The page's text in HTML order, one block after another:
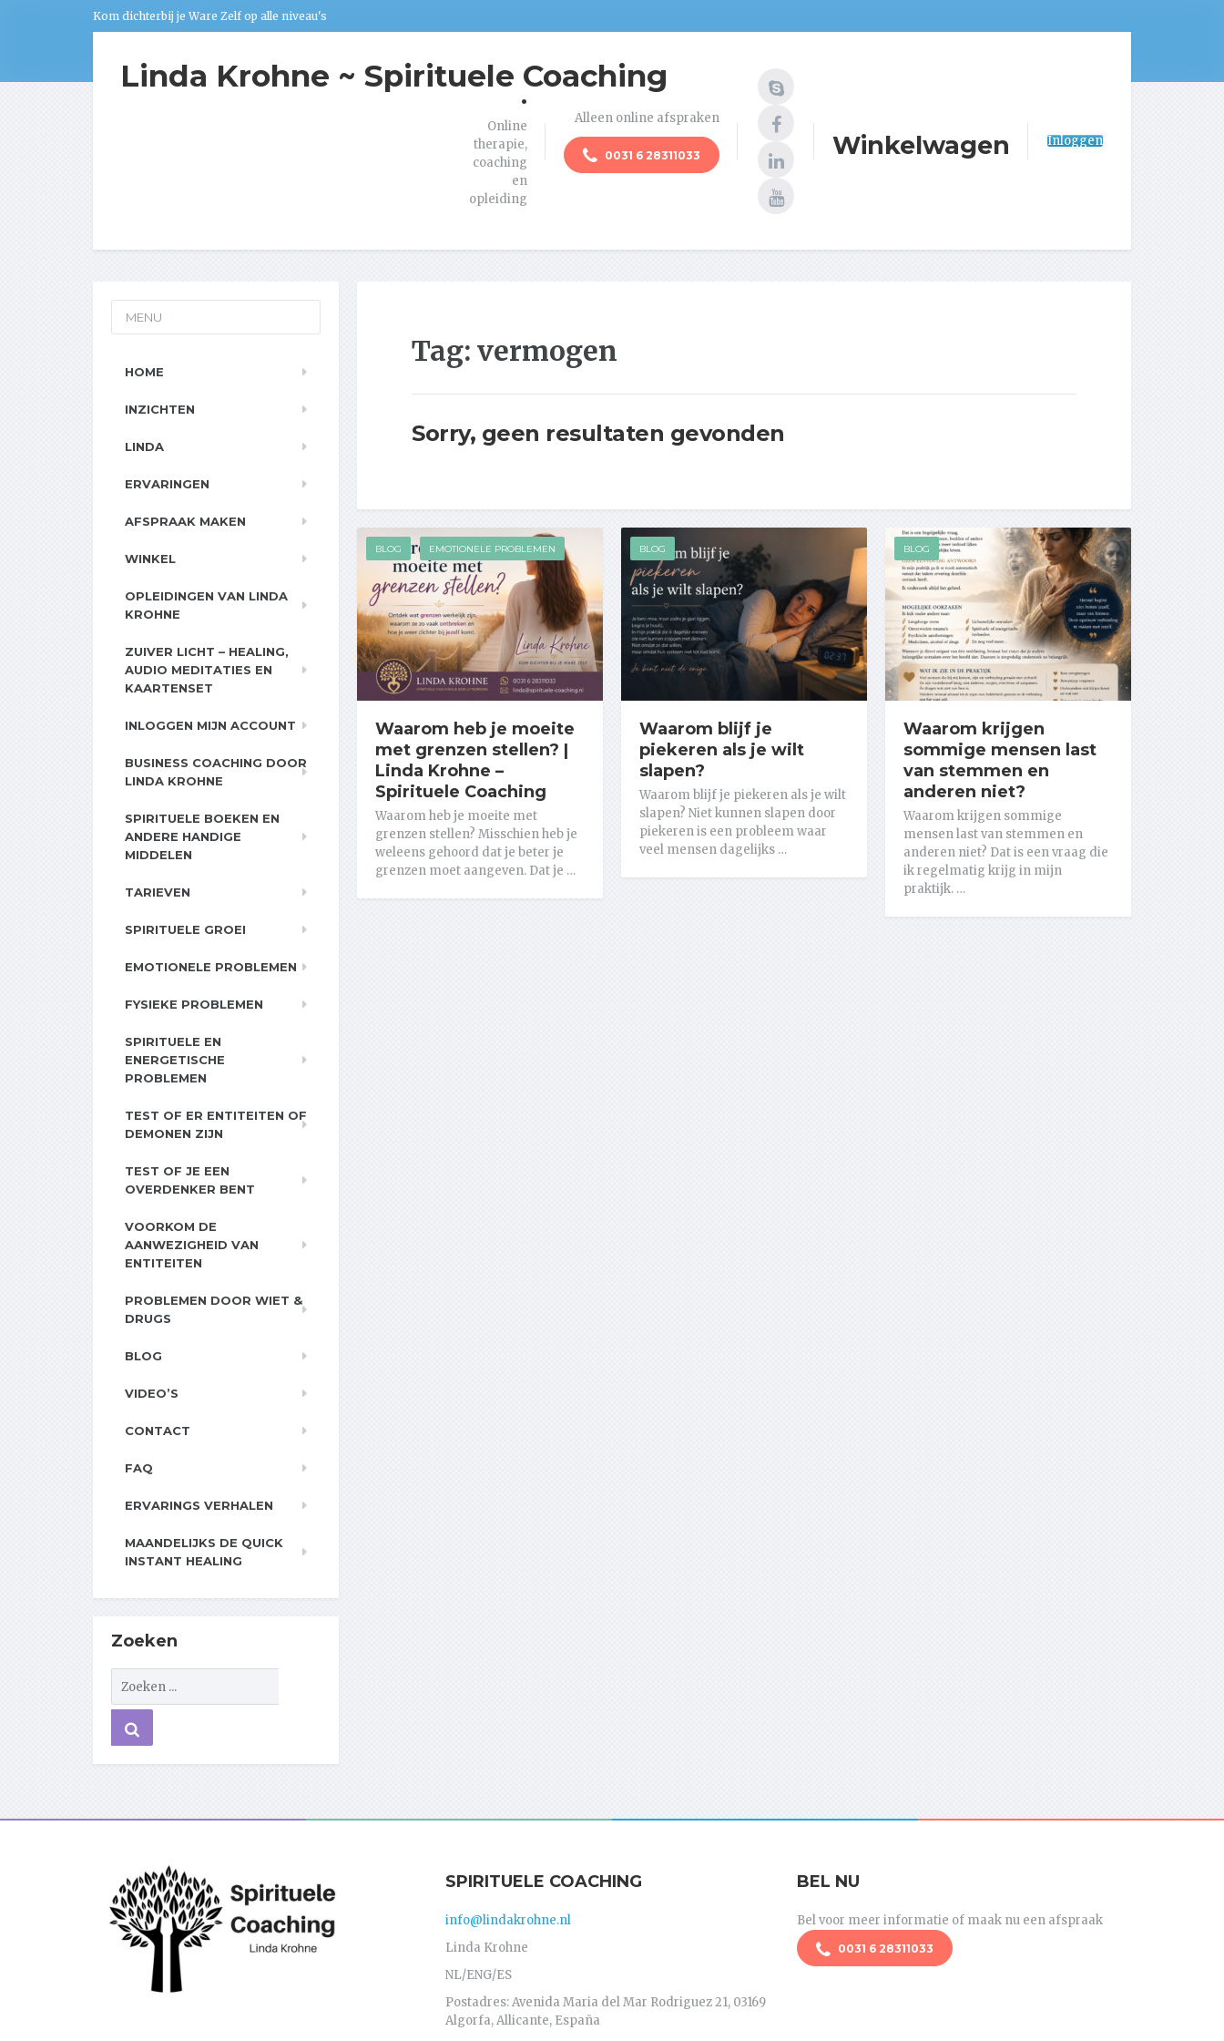
Kom dichterbij je Ware Zelf op alle niveau's
Linda Krohne ~ Spirituele Coaching
.
Online
therapie,
coaching
en
opleiding
Alleen online afspraken
0031 6 28311033 Winkelwagen Inloggen
Tag: vermogen
Sorry, geen resultaten gevonden
BLOG EMOTIONELE PROBLEMEN
Waarom heb je moeite
met grenzen stellen? |
Linda Krohne –
Spirituele Coaching
Waarom heb je moeite met
grenzen stellen? Misschien heb je
weleens gehoord dat je beter je
grenzen moet aangeven. Dat je …
BLOG
Waarom blijf je
piekeren als je wilt
slapen?
Waarom blijf je piekeren als je wilt
slapen? Niet kunnen slapen door
piekeren is een probleem waar
veel mensen dagelijks …
BLOG
Waarom krijgen
sommige mensen last
van stemmen en
anderen niet?
Waarom krijgen sommige
mensen last van stemmen en
anderen niet? Dat is een vraag die
ik regelmatig krijg in mijn
praktijk. …
MENU
HOME
INZICHTEN
LINDA
ERVARINGEN
AFSPRAAK MAKEN
WINKEL
OPLEIDINGEN VAN LINDA
KROHNE
ZUIVER LICHT – HEALING,
AUDIO MEDITATIES EN
KAARTENSET
INLOGGEN MIJN ACCOUNT
BUSINESS COACHING DOOR
LINDA KROHNE
SPIRITUELE BOEKEN EN
ANDERE HANDIGE
MIDDELEN
TARIEVEN
SPIRITUELE GROEI
EMOTIONELE PROBLEMEN
FYSIEKE PROBLEMEN
SPIRITUELE EN
ENERGETISCHE
PROBLEMEN
TEST OF ER ENTITEITEN OF
DEMONEN ZIJN
TEST OF JE EEN
OVERDENKER BENT
VOORKOM DE
AANWEZIGHEID VAN
ENTITEITEN
PROBLEMEN DOOR WIET &
DRUGS
BLOG
VIDEO’S
CONTACT
FAQ
ERVARINGS VERHALEN
MAANDELIJKS DE QUICK
INSTANT HEALING
Zoeken
SPIRITUELE COACHING
info@lindakrohne.nl
Linda Krohne
NL/ENG/ES
Postadres: Avenida Maria del Mar Rodriguez 21, 03169
Algorfa, Allicante, España
BEL NU
Bel voor meer informatie of maak nu een afspraak
0031 6 28311033